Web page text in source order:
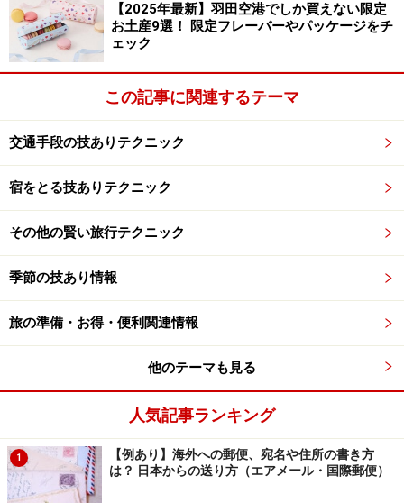
■河口湖・西湖フリーきっぷ関東圏からのフリーきっ
ぷ。富士急行線（鉄道）、河口湖・西湖周遊レトロバ
ス、天上山公園カチカチ山ロープウェイが乗り降り自
■ホリデー快速河口湖号乗り換えなしで新宿（埼玉）か
らアクセスＯＫ。特急料金も不要のうれしい列車。土日
のみ運行で本数が少ないので注意
■富士急行線 トーマス列車や、パノラマビューが自慢の
フジサン特急などの案内あり
※記事内容は執筆時点のものです。最新の内容をご確認くださ
い。
【2025年最新】羽田空港でしか買えない限定
お土産9選！ 限定フレーバーやパッケージをチ
ェック
この記事に関連するテーマ
交通手段の技ありテクニック
宿をとる技ありテクニック
その他の賢い旅行テクニック
季節の技あり情報
旅の準備・お得・便利関連情報
他のテーマも見る
人気記事ランキング
1
【例あり】海外への郵便、宛名や住所の書き方
は？ 日本からの送り方（エアメール・国際郵便）